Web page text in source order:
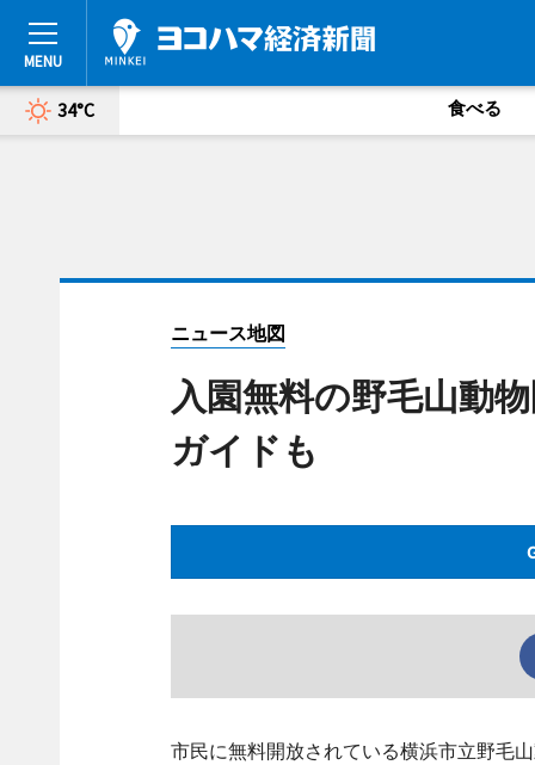
34°C 食べる
ニュース地図
入園無料の野毛山動
ガイドも
市民に無料開放されている横浜市立野毛